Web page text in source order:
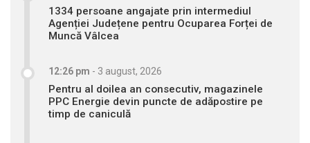
1334 persoane angajate prin intermediul
Agenției Județene pentru Ocuparea Forței de
Muncă Vâlcea
12:26 pm - 3 august, 2026
Pentru al doilea an consecutiv, magazinele
PPC Energie devin puncte de adăpostire pe
timp de caniculă